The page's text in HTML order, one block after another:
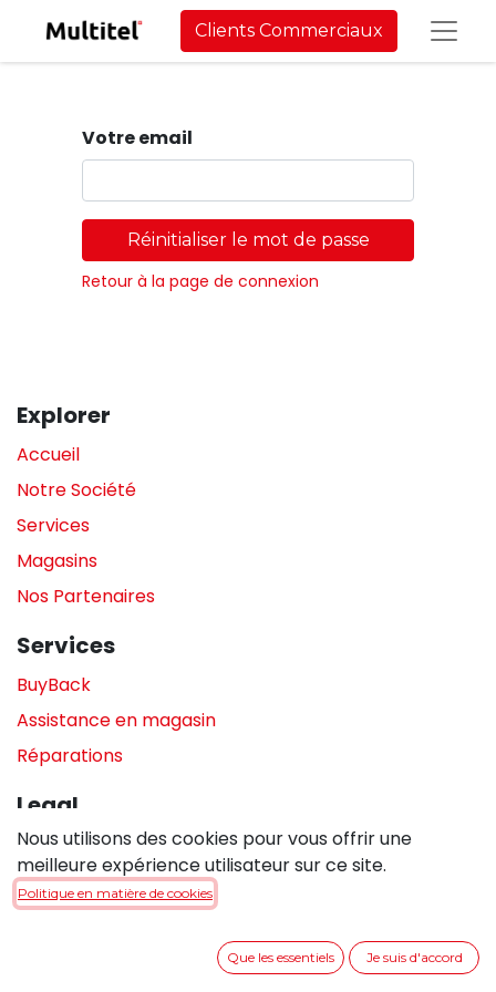
Clients Commerciaux
Votre email
Réinitialiser le mot de passe
Retour à la page de connexion
Explorer
Accueil
Notre Société
Services
Magasins
Nos Partenaires
Services
BuyBack
Assistance en magasin
Réparations
Legal
Politique de confidentialité
Politique de cookies
Conditions générales de vente
Nous utilisons des cookies pour vous offrir une
meilleure expérience utilisateur sur ce site.
Politique en matière de cookies
Que les essentiels Je suis d'accord